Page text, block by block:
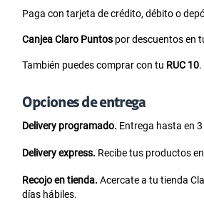
Paga con tarjeta de crédito, débito o
Canjea Claro Puntos por descuentos en
También puedes comprar con tu RUC 10.
Opciones de entrega
Delivery programado. Entrega hasta en
Delivery express. Recibe tus productos
Recojo en tienda. Acercate a tu tienda
días hábiles.